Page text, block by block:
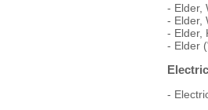
- Elder,
- Elder,
- Elder,
- Elder
-